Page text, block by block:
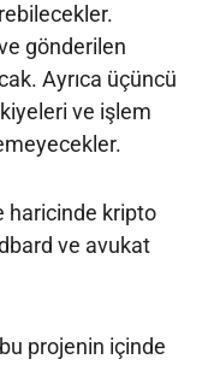
gönderilen
Ayrıca üçüncü
ve işlem
haricinde kripto
ve avukat
projenin içinde